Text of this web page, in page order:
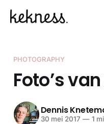
PHOTOGRAPHY
Foto’s van
Dennis
30 mei 2017 —1